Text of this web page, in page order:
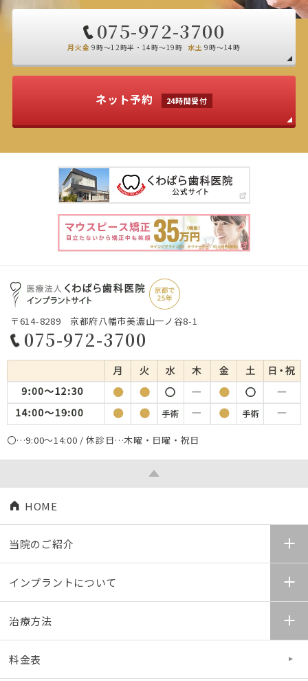
075-972-3700
月火金 9時～12時半・14時～19時 水土 9時～14時
ネット予約 24時間受付
〒614-8289 京都府八幡市美濃山一ノ谷8-1
075-972-3700
〇…9:00～14:00 / 休診日…木曜・日曜・祝日
HOME
当院のご紹介
インプラントについて
治療方法
料金表